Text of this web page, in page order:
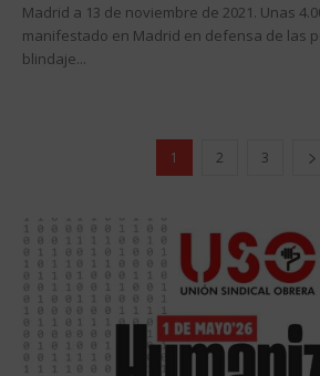
Madrid a 13 de noviembre de 2021. Unas
manifestado en Madrid en defensa de las
blindaje...
1 2 3